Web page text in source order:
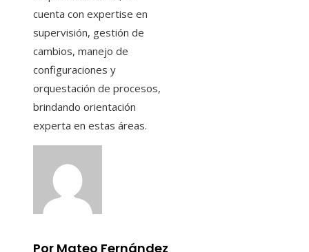
cuenta con expertise en
supervisión, gestión de
cambios, manejo de
configuraciones y
orquestación de procesos,
brindando orientación
experta en estas áreas.
Por Mateo Fernández